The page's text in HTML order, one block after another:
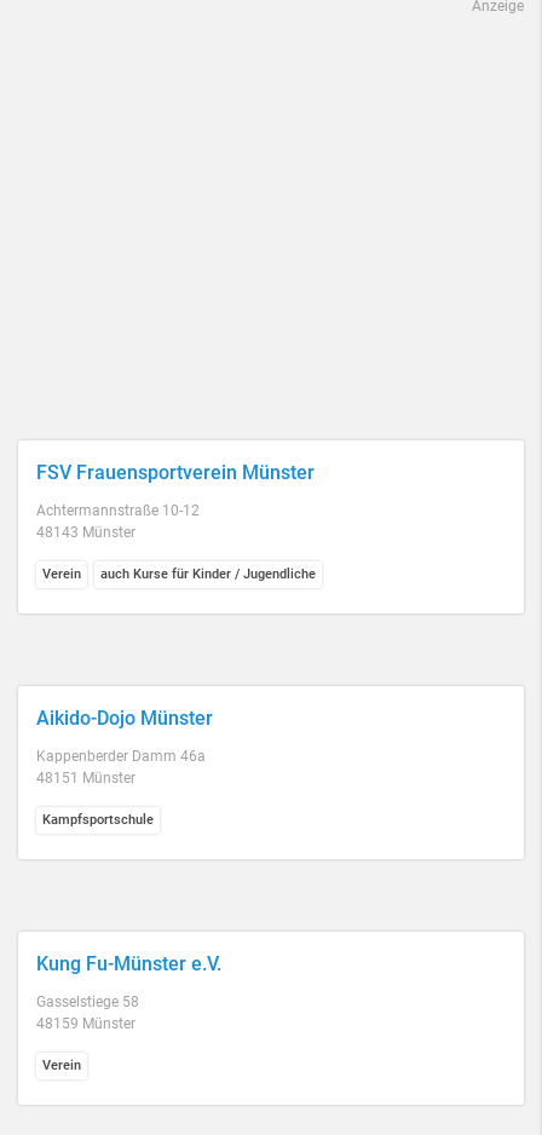
Anzeige
FSV Frauensportverein Münster
Achtermannstraße 10-12
48143 Münster
Verein auch Kurse für Kinder / Jugendliche
Aikido-Dojo Münster
Kappenberder Damm 46a
48151 Münster
Kampfsportschule
Kung Fu-Münster e.V.
Gasselstiege 58
48159 Münster
Verein